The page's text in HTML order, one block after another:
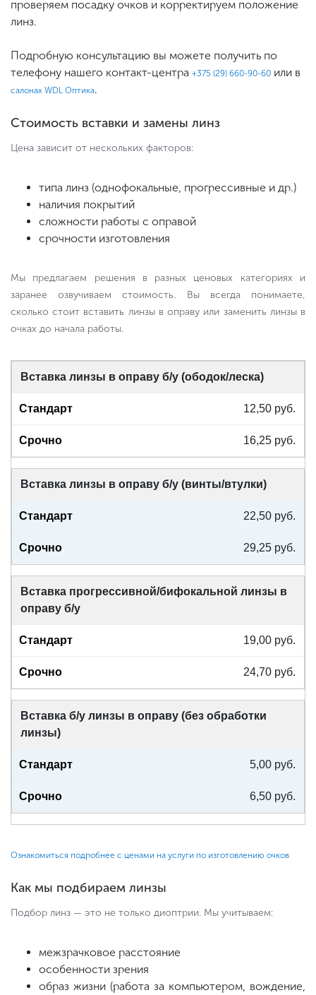
проверяем посадку очков и корректируем положение
линз.
Подробную консультацию вы можете получить по
телефону нашего контакт-центра +375 (29) 660-90-60 или в
салонах WDL Оптика.
Стоимость вставки и замены линз
Цена зависит от нескольких факторов:
типа линз (однофокальные, прогрессивные и др.)
наличия покрытий
сложности работы с оправой
срочности изготовления
Мы предлагаем решения в разных ценовых категориях и
заранее озвучиваем стоимость. Вы всегда понимаете,
сколько стоит вставить линзы в оправу или заменить линзы в
очках до начала работы.
Вставка линзы в оправу б/у (ободок/леска)
12,50 руб.
16,25 руб.
Вставка линзы в оправу б/у (винты/втулки)
22,50 руб.
29,25 руб.
Вставка прогрессивной/бифокальной линзы в
оправу б/у
19,00 руб.
24,70 руб.
Вставка б/у линзы в оправу (без обработки
линзы)
5,00 руб.
6,50 руб.
Ознакомиться подробнее с ценами на услуги по изготовлению очков
Как мы подбираем линзы
Подбор линз — это не только диоптрии. Мы учитываем:
межзрачковое расстояние
особенности зрения
образ жизни (работа за компьютером, вождение,